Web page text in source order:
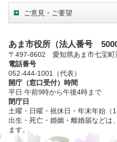
ご意見・ご要望
あま市役所（法人番号
〒497-8602 愛知県あま市七宝町
電話番号
052-444-1001（代表）
開庁（窓口受付）時間
平日 午前9時から午後4時まで
閉庁日
土曜・日曜・祝休日・年末年始（
出生・死亡・婚姻・離婚届などは
ます。